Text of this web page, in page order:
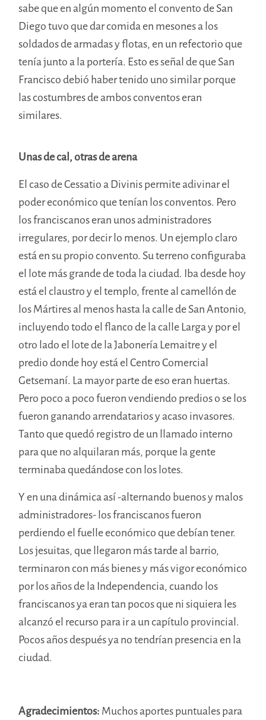
sabe que en algún momento el convento de San
Diego tuvo que dar comida en mesones a los
soldados de armadas y flotas, en un refectorio que
tenía junto a la portería. Esto es señal de que San
Francisco debió haber tenido uno similar porque
las costumbres de ambos conventos eran
similares.
Unas de cal, otras de arena
El caso de Cessatio a Divinis permite adivinar el
poder económico que tenían los conventos. Pero
los franciscanos eran unos administradores
irregulares, por decir lo menos. Un ejemplo claro
está en su propio convento. Su terreno configuraba
el lote más grande de toda la ciudad. Iba desde hoy
está el claustro y el templo, frente al camellón de
los Mártires al menos hasta la calle de San Antonio,
incluyendo todo el flanco de la calle Larga y por el
otro lado el lote de la Jabonería Lemaitre y el
predio donde hoy está el Centro Comercial
Getsemaní. La mayor parte de eso eran huertas.
Pero poco a poco fueron vendiendo predios o se los
fueron ganando arrendatarios y acaso invasores.
Tanto que quedó registro de un llamado interno
para que no alquilaran más, porque la gente
terminaba quedándose con los lotes.
Y en una dinámica así -alternando buenos y malos
administradores- los franciscanos fueron
perdiendo el fuelle económico que debían tener.
Los jesuitas, que llegaron más tarde al barrio,
terminaron con más bienes y más vigor económico
por los años de la Independencia, cuando los
franciscanos ya eran tan pocos que ni siquiera les
alcanzó el recurso para ir a un capítulo provincial.
Pocos años después ya no tendrían presencia en la
ciudad.
Agradecimientos: Muchos aportes puntuales para